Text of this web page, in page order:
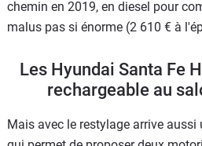
chemin en 2019, en diesel pour
malus pas si énorme (2 610 € à
Les Hyundai Santa Fe
rechargeable au
Mais avec le restylage arrive